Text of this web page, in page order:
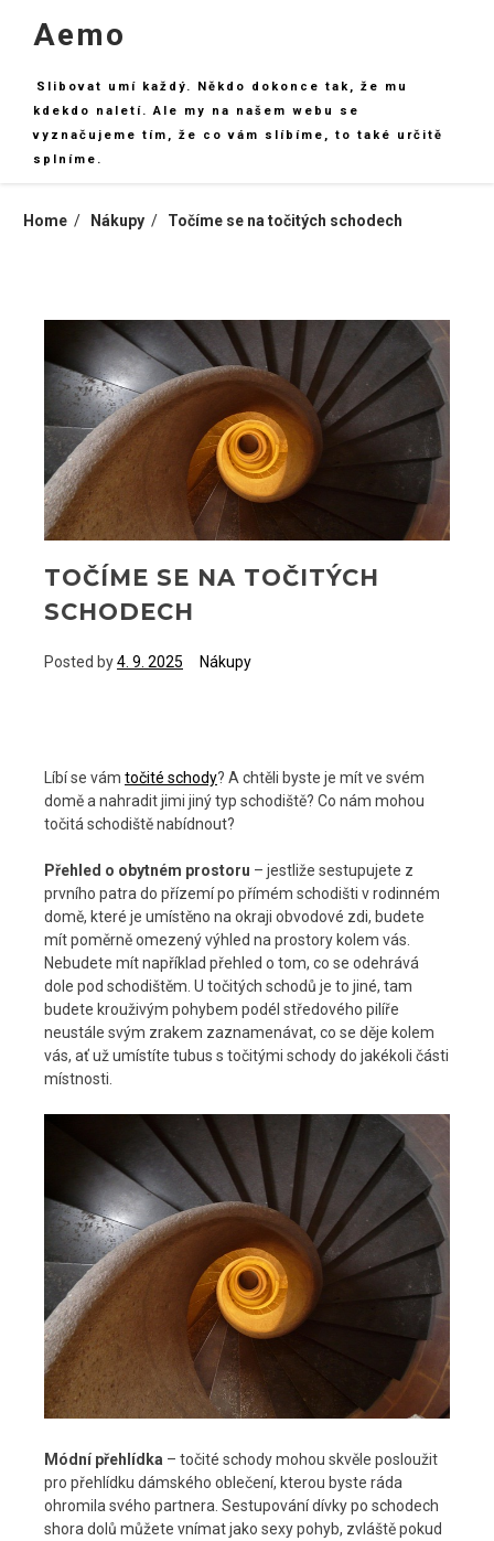
Aemo
Slibovat umí každý. Někdo dokonce tak, že mu
kdekdo naletí. Ale my na našem webu se
vyznačujeme tím, že co vám slíbíme, to také určitě
splníme.
Home Nákupy Točíme se na točitých schodech
TOČÍME SE NA TOČITÝCH
SCHODECH
Posted by4. 9. 2025 Nákupy
Líbí se vám točité schody? A chtěli byste je mít ve svém
domě a nahradit jimi jiný typ schodiště? Co nám mohou
točitá schodiště nabídnout?
Přehled o obytném prostoru – jestliže sestupujete z
prvního patra do přízemí po přímém schodišti v rodinném
domě, které je umístěno na okraji obvodové zdi, budete
mít poměrně omezený výhled na prostory kolem vás.
Nebudete mít například přehled o tom, co se odehrává
dole pod schodištěm. U točitých schodů je to jiné, tam
budete krouživým pohybem podél středového pilíře
neustále svým zrakem zaznamenávat, co se děje kolem
vás, ať už umístíte tubus s točitými schody do jakékoli části
místnosti.
Módní přehlídka – točité schody mohou skvěle posloužit
pro přehlídku dámského oblečení, kterou byste ráda
ohromila svého partnera. Sestupování dívky po schodech
shora dolů můžete vnímat jako sexy pohyb, zvláště pokud